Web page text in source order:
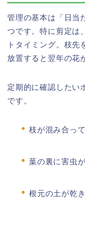
管理の基本は「日当
つです。特に剪定は
トタイミング。枝先
放置すると翌年の花
定期的に確認したい
です。
枝が混み合っ
葉の裏に害虫
根元の土が乾